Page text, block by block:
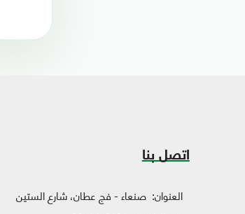
اتصل بنا
العنوان: صنعاء - فج عطان، شارع الستين